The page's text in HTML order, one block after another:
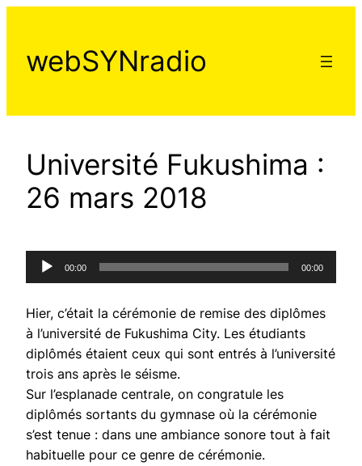
contenu
webSYNradio
Université Fukushima :
26 mars 2018
Lecteur
audio
00:00 00:00
Hier, c’était la cérémonie de remise des diplômes
à l’université de Fukushima City. Les étudiants
diplômés étaient ceux qui sont entrés à l’université
trois ans après le séisme.
Sur l’esplanade centrale, on congratule les
diplômés sortants du gymnase où la cérémonie
s’est tenue : dans une ambiance sonore tout à fait
habituelle pour ce genre de cérémonie.